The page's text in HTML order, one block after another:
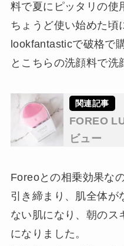
料で夏にピッタリの使
ちょうど使い始めた頃
lookfantasticで破格で
とこちらの洗顔料で洗
FOREO
ビュー
Foreoとの相乗効果な
引き締まり、肌全体が
ない肌になり、朝のス
になりました。